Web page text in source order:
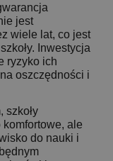
jest
wiele lat, co jest
Inwestycja
ryzyko ich
oszczędności i
szkoły
ale
do nauki i